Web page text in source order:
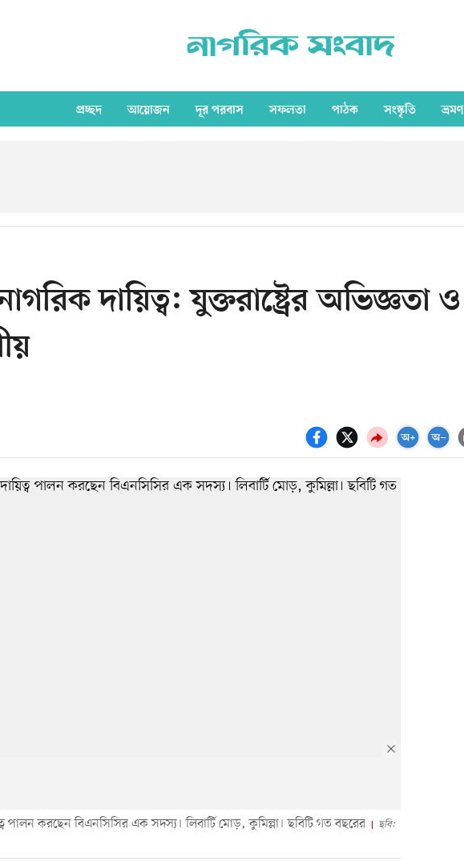
প্রচ্ছদ আয়োজন দূর পরবাস সফলতা পাঠক সংস্কৃতি ভ্রমণ
দায়িত্ব: যুক্তরাষ্ট্রের অভিজ্ঞতা ও
পালন করছেন বিএনসিসির এক সদস্য। লিবার্টি মোড়, কুমিল্লা। ছবিটি গত বছরের
ছবি: